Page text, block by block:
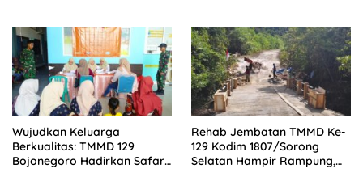
Wujudkan Keluarga
Berkualitas: TMMD 129
Bojonegoro Hadirkan Safari
Rehab Jembatan TMMD Ke-
129 Kodim 1807/Sorong
Selatan Hampir Rampung,